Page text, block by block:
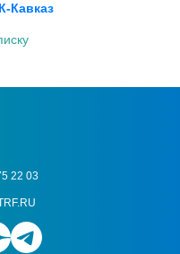
Кавказ
22 03